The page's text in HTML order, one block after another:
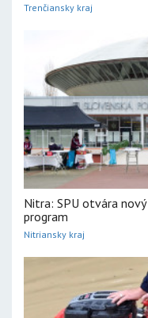
Trenčiansky kraj
Nitra: SPU otvára
program
Nitriansky kraj